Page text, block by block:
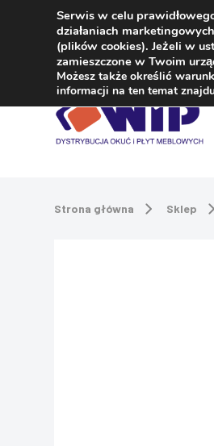
Kontakt +48
Strona główna Sklep
Serwis w celu
działaniach
(plików cookies). Jeżeli w
zamieszczone w Twoim
Możesz także określić
informacji na ten temat